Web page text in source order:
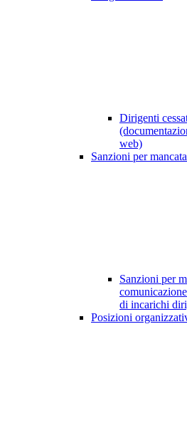
Dirigenti
web)
Sanzioni per
Sanzioni per
di incarichi
Posizioni